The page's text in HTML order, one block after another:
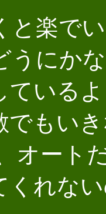
と楽で
うにか
ている
でもい
オート
くれな